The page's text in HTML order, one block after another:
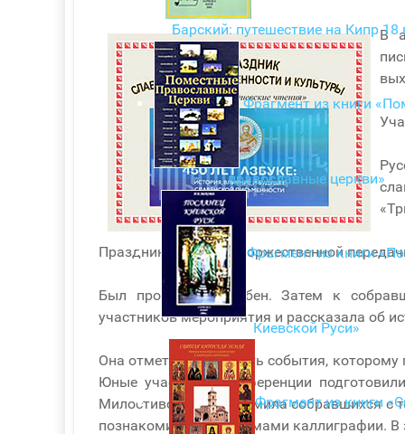
Барский: путешествие на Кипр 18
Фрагмент из книги
православные церкви»
Фрагмент из книги
Киевской Руси»
Фрагмент из книги
В
Праздник начался с торжественной
Был проведен молебен. Затем к
участников мероприятия и рассказала об
Она отметила важность события,
Юные участники конференции
Милостивого, познакомила собравшихся с
познакомились с приемами каллиграфии. В